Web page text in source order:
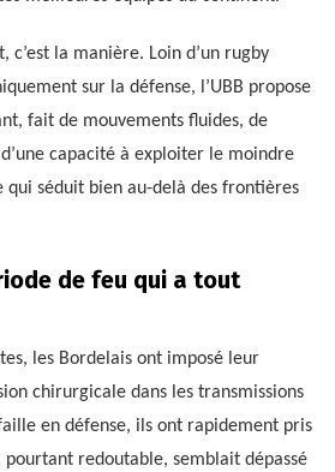
c’est la manière. Loin d’un rugby
sur la défense, l’UBB propose
fait de mouvements fluides, de
capacité à exploiter le moindre
qui séduit bien au-delà des frontières
de feu qui a tout
les Bordelais ont imposé leur
chirurgicale dans les transmissions
en défense, ils ont rapidement pris
pourtant redoutable, semblait dépassé